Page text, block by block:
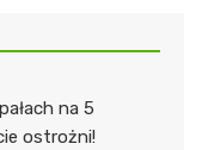
na 5
ostrożni!